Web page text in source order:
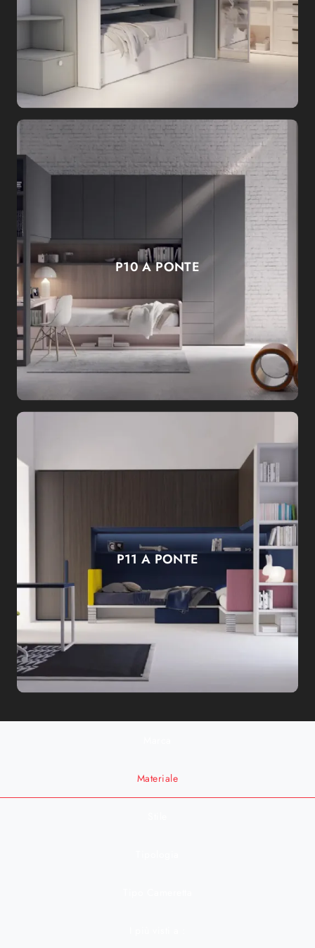
P10 A PONTE
P11 A PONTE
Materiale